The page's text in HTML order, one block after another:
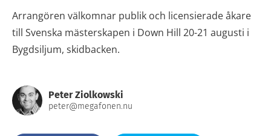
Arrangören välkomnar publik och licensierade åkare
till Svenska mästerskapen i Down Hill 20-21 augusti i
Bygdsiljum, skidbacken.
Peter Ziolkowski
peter@megafonen.nu